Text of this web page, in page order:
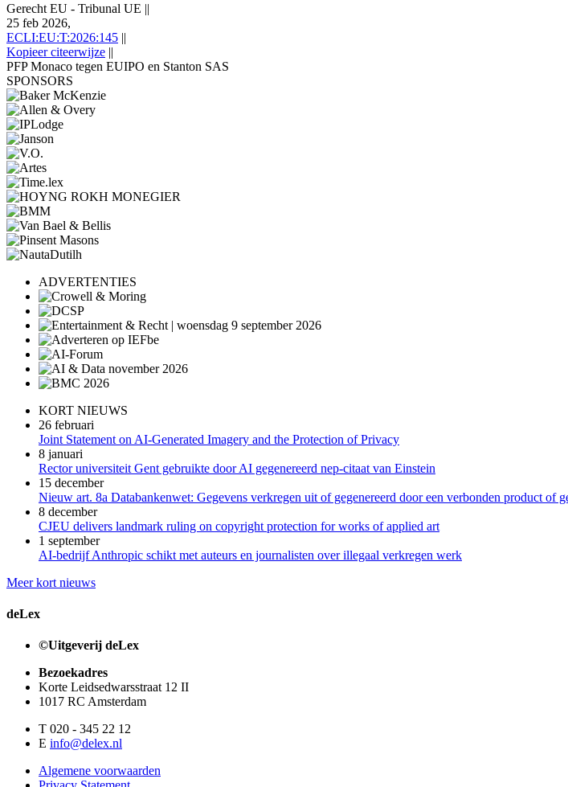
Gerecht EU - Tribunal UE ||
25 feb 2026,
ECLI:EU:T:2026:145 ||
Kopieer citeerwijze ||
PFP Monaco tegen EUIPO en Stanton SAS
SPONSORS
ADVERTENTIES
KORT NIEUWS
26 februari
Joint Statement on AI-Generated Imagery and the Protection of Privacy
8 januari
Rector universiteit Gent gebruikte door AI gegenereerd nep-citaat van Einstein
15 december
Nieuw art. 8a Databankenwet: Gegevens verkregen uit of gegenereerd door een verbonden product of
8 december
CJEU delivers landmark ruling on copyright protection for works of applied art
1 september
AI-bedrijf Anthropic schikt met auteurs en journalisten over illegaal verkregen werk
Meer kort nieuws
deLex
©Uitgeverij deLex
Bezoekadres
Korte Leidsedwarsstraat 12 II
1017 RC Amsterdam
T 020 - 345 22 12
E info@delex.nl
Algemene voorwaarden